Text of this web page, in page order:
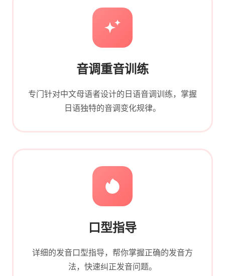
音调重音训练
专门针对中文母语者设计的日语音调训练，掌握
日语独特的音调变化规律。
口型指导
详细的发音口型指导，帮你掌握正确的发音方
法，快速纠正发音问题。